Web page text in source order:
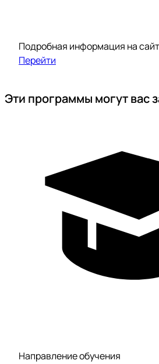
Подробная информация на
Перейти
Эти программы могут вас
Направление обучения